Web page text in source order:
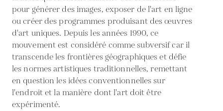
pour générer des images, exposer de l'art en ligne
ou créer des programmes produisant des œuvres
d'art uniques. Depuis les années 1990, ce
mouvement est considéré comme subversif car il
transcende les frontières géographiques et défie
les normes artistiques traditionnelles, remettant
en question les idées conventionnelles sur
l'endroit et la manière dont l'art doit être
expérimenté.